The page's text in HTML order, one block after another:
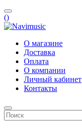
()
О магазине
Доставка
Оплата
О компании
Личный кабинет
Контакты